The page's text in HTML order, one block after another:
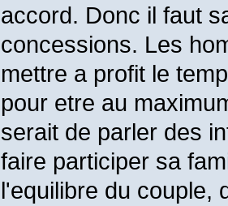
accord. Donc il faut
concessions. Les
mettre a profit le
pour etre au
serait de parler des
faire participer sa
l'equilibre du couple,